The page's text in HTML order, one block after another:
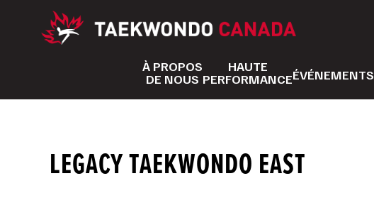
À PROPOS
DE NOUS
HAUTE
PERFORMANCEÉVÉNEMENTS
LEGACY TAEKWONDO EAST